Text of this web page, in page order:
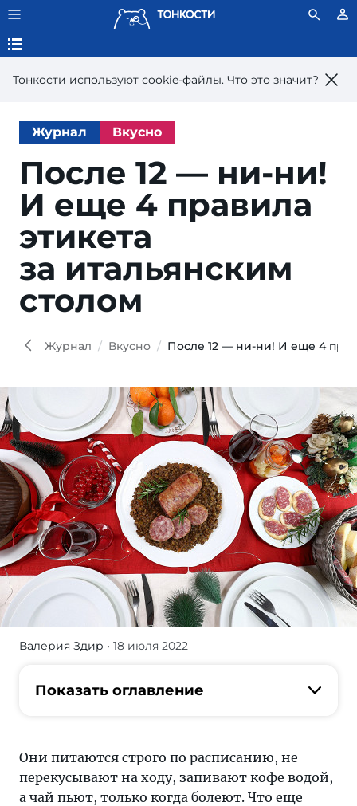
Тонкости используют сookie-файлы. Что это значит?
Журнал Вкусно
После 12 — ни-ни!
И еще 4 правила
этикета
за итальянским
столом
Журнал Вкусно После 12 — ни-ни! И еще 4
Они
строго
Валерия Здир • 18 июля 2022
Показать оглавление
Они питаются строго по расписанию, не
перекусывают на ходу, запивают кофе водой,
а чай пьют, только когда болеют. Что еще